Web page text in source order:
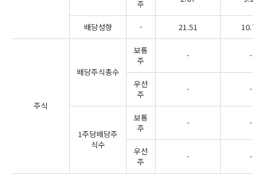
주
배당성향 - 21.51 10.79
주식
배당주식총수
보통
주
- -
우선
주
- -
1주당배당주
식수
보통
주
- -
우선
주
- -